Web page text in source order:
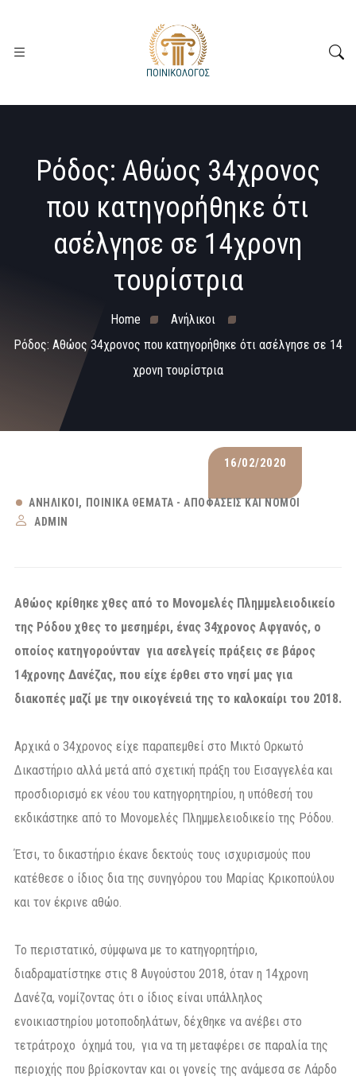
Ρόδος: Αθώος 34χρονος
που κατηγορήθηκε ότι
ασέλγησε σε 14χρονη
τουρίστρια
Home
Ανήλικοι
Ρόδος: Αθώος 34χρονος που κατηγορήθηκε ότι ασέλγησε σε 14
χρονη τουρίστρια
16/02/2020
ΑΝΉΛΙΚΟΙ
ΠΟΙΝΙΚΆ ΘΈΜΑΤΑ - ΑΠΟΦΆΣΕΙΣ ΚΑΙ ΝΌΜΟΙ
ADMIN
Αθώος κρίθηκε χθες από το Μονομελές Πλημμελειοδικείο
της Ρόδου χθες το μεσημέρι, ένας 34χρονος Αφγανός, ο
οποίος κατηγορούνταν για ασελγείς πράξεις σε βάρος
14χρονης Δανέζας, που είχε έρθει στο νησί μας για
διακοπές μαζί με την οικογένειά της το καλοκαίρι του 2018.
Αρχικά ο 34χρονος είχε παραπεμθεί στο Μικτό Ορκωτό
Δικαστήριο αλλά μετά από σχετική πράξη του Εισαγγελέα και
προσδιορισμό εκ νέου του κατηγορητηρίου, η υπόθεσή του
εκδικάστηκε από το Μονομελές Πλημμελειοδικείο της Ρόδου.
Έτσι, το δικαστήριο έκανε δεκτούς τους ισχυρισμούς που
κατέθεσε ο ίδιος δια της συνηγόρου του Μαρίας Κρικοπούλου
και τον έκρινε αθώο.
Το περιστατικό, σύμφωνα με το κατηγορητήριο,
διαδραματίστηκε στις 8 Αυγούστου 2018, όταν η 14χρονη
Δανέζα, νομίζοντας ότι ο ίδιος είναι υπάλληλος
ενοικιαστηρίου μοτοποδηλάτων, δέχθηκε να ανέβει στο
τετράτροχο όχημά του, για να τη μεταφέρει σε παραλία της
περιοχής που βρίσκονταν και οι γονείς της ανάμεσα σε Λάρδο